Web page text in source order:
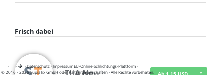
Frisch dabei
TUA News Ab 1,15 USD
· · ·Datenschutz·Impressum EU-Online-Schlichtungs-Plattform·
© 2016 - 2026 SupraTix GmbH oder Partnergesellschaften - Alle Rechte vorbehalten.